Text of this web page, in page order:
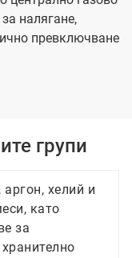
налягане,
превключване
групи
аргон, хелий и
като
за